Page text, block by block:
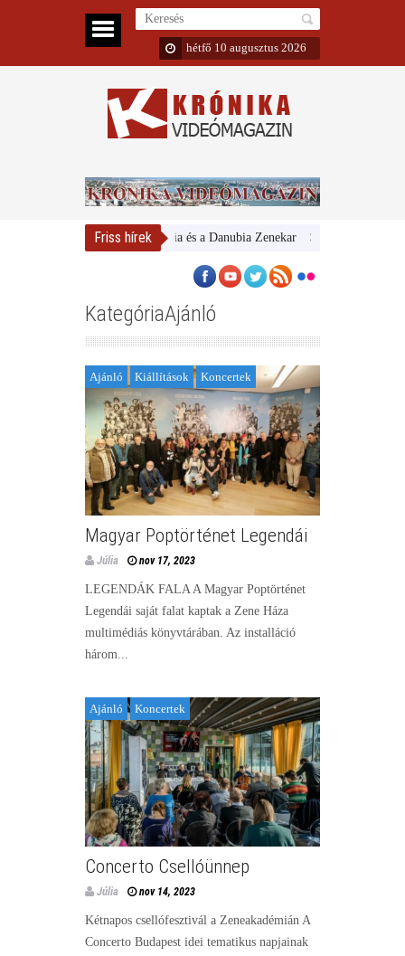
hétfő 10 augusztus 2026
Friss hírek
Magyar Nemzeti Galéria és a Danubia Zenekar Bemutatta 2024/25-
KategóriaAjánló
Ajánló Kiállítások Koncertek
Magyar Poptörténet Legendái
Júlia nov 17, 2023
LEGENDÁK FALA A Magyar Poptörténet
Legendái saját falat kaptak a Zene Háza
multimédiás könyvtárában. Az installáció
három...
Ajánló Koncertek
Concerto Csellóünnep
Júlia nov 14, 2023
Kétnapos csellófesztivál a Zeneakadémián A
Concerto Budapest idei tematikus napjainak